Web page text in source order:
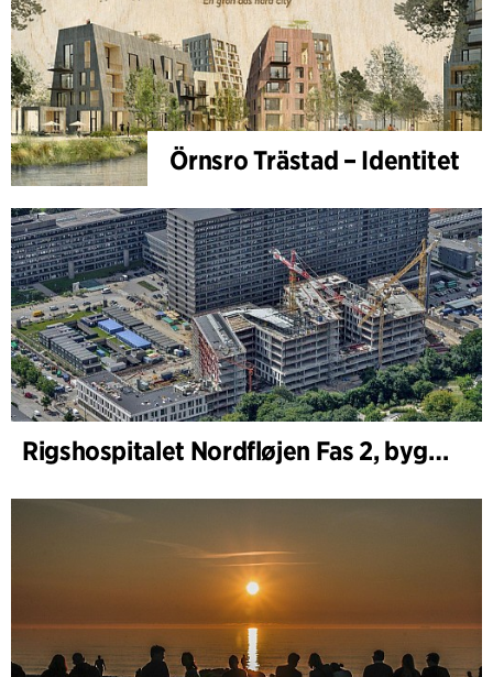
Örnsro Trästad – Identitet
Rigshospitalet Nordfløjen Fas 2, byggherrerådgivning